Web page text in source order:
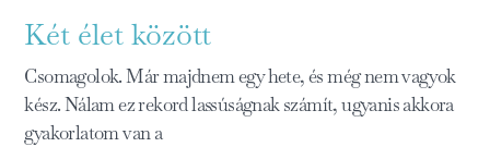
Két élet között
Csomagolok. Már majdnem egy hete, és még nem vagyok
kész. Nálam ez rekord lassúságnak számít, ugyanis akkora
gyakorlatom van a